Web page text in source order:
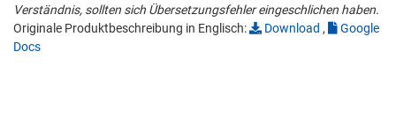
Verständnis, sollten sich Übersetzungsfehler eingeschlichen haben.
Originale Produktbeschreibung in Englisch:
Download ,
Google
Docs